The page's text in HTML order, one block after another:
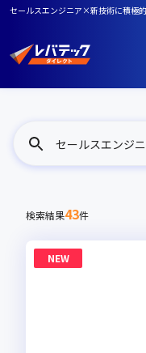
セールスエンジニア×新技術に積極
セールスエンジ
検索結果43件
NEW